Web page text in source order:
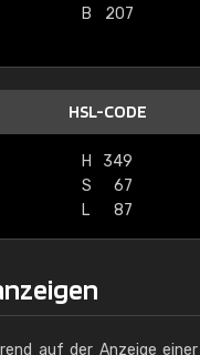
B
207
HSL-CODE
H
349
S
67
L
87
auf der Anzeige